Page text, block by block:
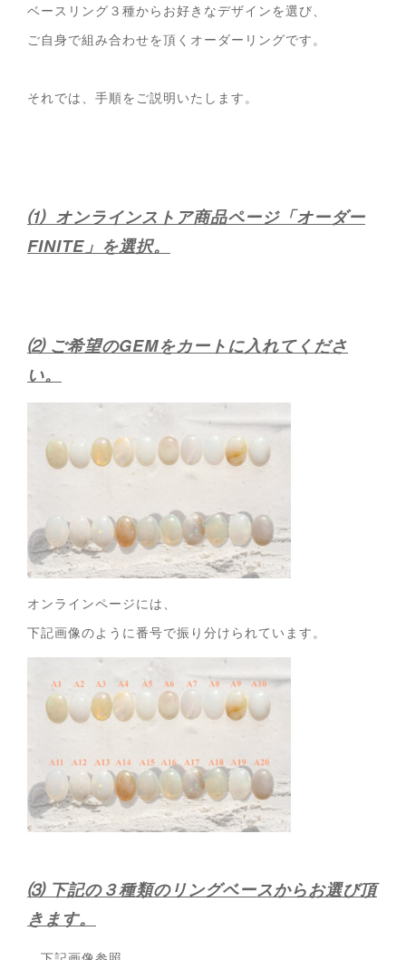
ベースリング３種からお好きなデザインを選び、
ご自身で組み合わせを頂くオーダーリングです。
それでは、手順をご説明いたします。
⑴ オンラインストア商品ページ「オーダー
FINITE」を選択。
⑵ ご希望のGEMをカートに入れてくださ
い。
オンラインページには、
下記画像のように番号で振り分けられています。
⑶ 下記の３種類のリングベースからお選び頂
きます。